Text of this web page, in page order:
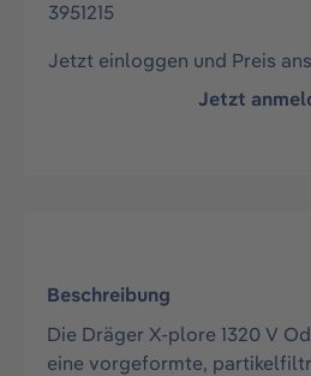
3951215
Jetzt einloggen und Preis
Jetzt
Beschreibung
Die Dräger X-plore 1320 V
eine vorgeformte,